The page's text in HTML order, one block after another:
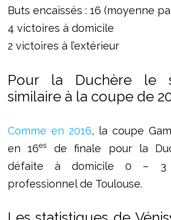
Buts encaissés : 16 (moyenne
4 victoires à domicile
2 victoires à l’extérieur
Pour la Duchère le
similaire à la coupe de
Comme en 2016, la coupe
en 16es
de finale pour la
défaite à domicile 0 –
professionnel de Toulouse.